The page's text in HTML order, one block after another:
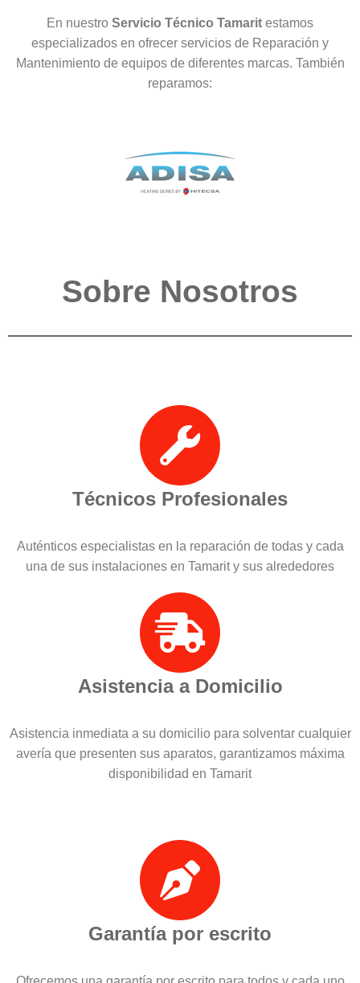
En nuestro Servicio Técnico Tamarit estamos
especializados en ofrecer servicios de Reparación y
Mantenimiento de equipos de diferentes marcas. También
reparamos:
Sobre Nosotros
Técnicos Profesionales
Auténticos especialistas en la reparación de todas y cada
una de sus instalaciones en Tamarit y sus alrededores
Asistencia a Domicilio
Asistencia inmediata a su domicilio para solventar cualquier
avería que presenten sus aparatos, garantizamos máxima
disponibilidad en Tamarit
Garantía por escrito